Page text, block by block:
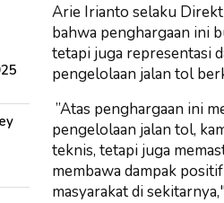
Arie Irianto selaku
bahwa penghargaan ini
tetapi juga representasi
pengelolaan jalan tol
”Atas penghargaan ini
pengelolaan jalan tol,
teknis, tetapi juga
membawa dampak
masyarakat di